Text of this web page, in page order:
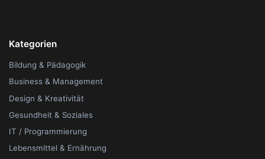
Kategorien
Bildung & Pädagogik
Business & Management
Design & Kreativität
Gesundheit & Soziales
IT / Programmierung
Lebensmittel & Ernährung